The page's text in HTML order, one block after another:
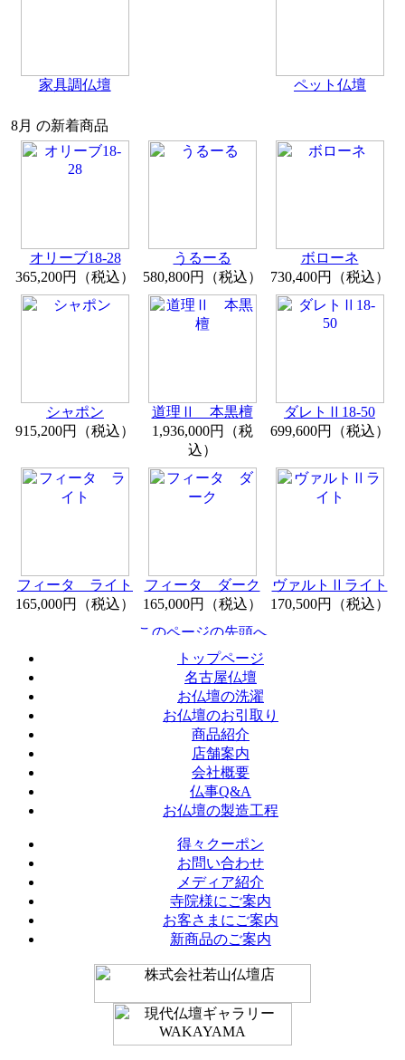
家具調仏壇 ペット仏壇
8月 の新着商品
オリーブ18-28
365,200円（税込）
うるーる
580,800円（税込）
ボローネ
730,400円（税込）
シャポン
915,200円（税込）
道理Ⅱ 本黒檀
1,936,000円（税
込）
ダレトⅡ18-50
699,600円（税込）
フィータ ライト
165,000円（税込）
フィータ ダーク
165,000円（税込）
ヴァルトⅡライト
170,500円（税込）
トップページ
名古屋仏壇
お仏壇の洗濯
お仏壇のお引取り
商品紹介
店舗案内
会社概要
仏事Q&A
お仏壇の製造工程
得々クーポン
お問い合わせ
メディア紹介
寺院様にご案内
お客さまにご案内
新商品のご案内